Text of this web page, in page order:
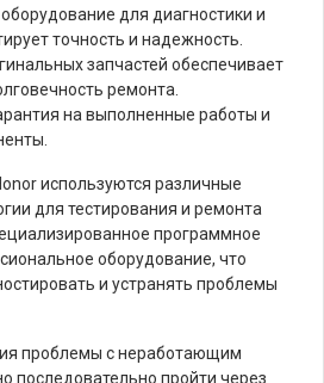
для диагностики и
точность и надежность.
запчастей обеспечивает
ремонта.
на выполненные работы и
используются различные
для тестирования и ремонта
программное
оборудование, что
и устранять проблемы
проблемы с неработающим
последовательно пройти через